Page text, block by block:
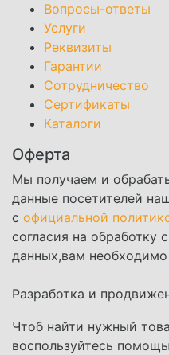
Вопросы-ответы
Услуги
Реквизиты
Гарантии
Сотрудничество
Сертификаты
Каталоги
Оферта
Мы получаем и
данные посетителей
с официальной
согласия на обработку
данных,вам
Разработка и
Чтоб найти нужный
воспользуйтесь